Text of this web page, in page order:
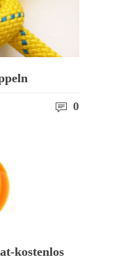
0
kostenlos